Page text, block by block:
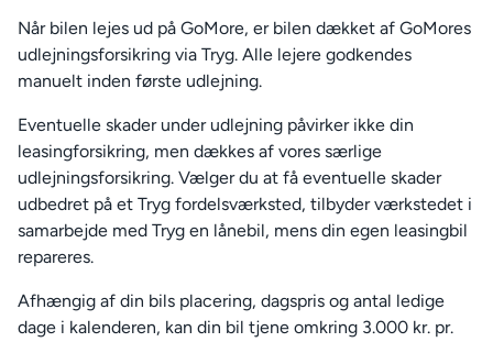
Når bilen lejes ud på GoMore, er bilen dækket af GoMores
udlejningsforsikring via Tryg. Alle lejere godkendes
manuelt inden første udlejning.
Eventuelle skader under udlejning påvirker ikke din
leasingforsikring, men dækkes af vores særlige
udlejningsforsikring. Vælger du at få eventuelle skader
udbedret på et Tryg fordelsværksted, tilbyder værkstedet i
samarbejde med Tryg en lånebil, mens din egen leasingbil
repareres.
Afhængig af din bils placering, dagspris og antal ledige
dage i kalenderen, kan din bil tjene omkring 3.000 kr. pr.